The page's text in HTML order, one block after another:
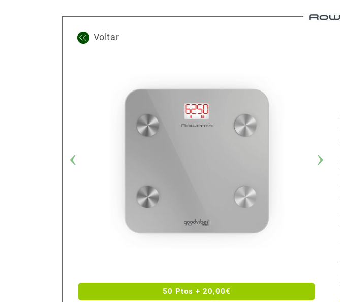
Voltar
50 Ptos + 20,00€